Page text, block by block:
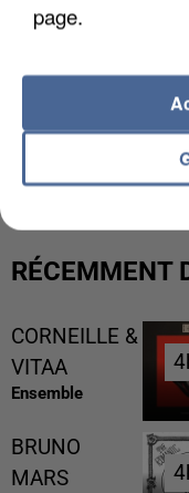
L’UN DES
MAFIA
RÉCEMMENT
CORNEILLE &
VITAA
Ensemble
BRUNO
MARS
page.